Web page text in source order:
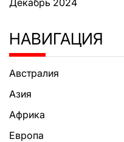
НАВИГАЦИЯ
Австралия
Азия
Африка
Европа